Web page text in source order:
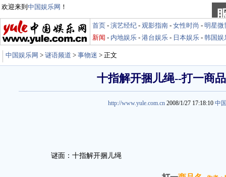
欢迎来到 中国娱乐网 ！
首页 - 演艺经纪 - 观影指南 - 女性时尚 - 明星微
新闻 - 内地娱乐 - 港台娱乐 - 日本娱乐 - 韩国娱
中国娱乐网 > 谜语频道 > 事物迷 > 正文
十指解开捆儿绳--打一商
http://www.yule.com.cn 2008/1/27 17:18:10 中
谜面：十指解开捆儿绳